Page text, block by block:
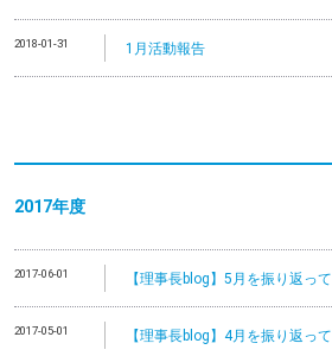
2018-01-31 1月活動報告
2017年度
2017-06-01 【理事長blog】5月を振り返って
2017-05-01 【理事長blog】4月を振り返って